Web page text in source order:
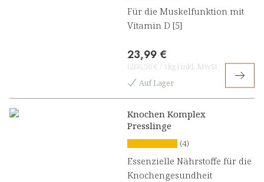
Für die Muskelfunktion mit
Vitamin D [5]
23,99 €
(266,56 € / 1kg) inkl. MwSt
Auf Lager
Knochen Komplex
Presslinge
(4)
Essenzielle Nährstoffe für die
Knochengesundheit